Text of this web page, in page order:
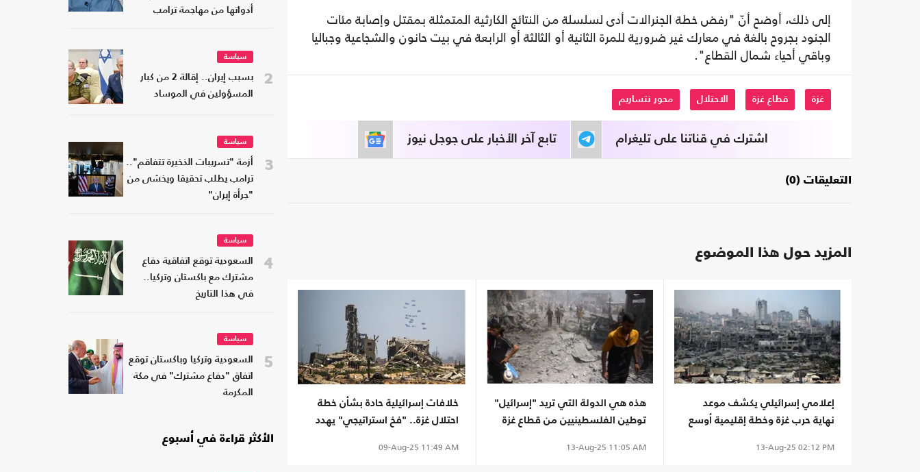
إلى ذلك، أوضح أنّ "رفض خطة الجنرالات أدى لسلسلة من النتائج الكارثية المتمثلة بمقتل وإصابة مئات
الجنود بجروح بالغة في معارك غير ضرورية للمرة الثانية أو الثالثة أو الرابعة في بيت حانون والشجاعية وجباليا
وباقي أحياء شمال القطاع".
غزة قطاع غزة الاحتلال محور نتساريم
تابع آخر الأخبار على جوجل نيوز اشترك في قناتنا على تليغرام
التعليقات (0)
المزيد حول هذا الموضوع
إعلامي إسرائيلي يكشف موعد
نهاية حرب غزة وخطة إقليمية أوسع
13-Aug-25 02:12 PM
هذه هي الدولة التي تريد "إسرائيل"
توطين الفلسطينيين من قطاع غزة
13-Aug-25 11:05 AM
خلافات إسرائيلية حادة بشأن خطة
احتلال غزة.. "فخ استراتيجي" يهدد
09-Aug-25 11:49 AM
أدواتها من مهاجمة ترامب
2
سياسة
بسبب إيران.. إقالة 2 من كبار
المسؤولين في الموساد
3
سياسة
أزمة "تسريبات الذخيرة تتفاقم"..
ترامب يطلب تحقيقا ويخشى من
"جرأة إيران"
4
سياسة
السعودية توقع اتفاقية دفاع
مشترك مع باكستان وتركيا..
في هذا التاريخ
5
سياسة
السعودية وتركيا وباكستان توقع
اتفاق "دفاع مشترك" في مكة
المكرمة
الأكثر قراءة في أسبوع